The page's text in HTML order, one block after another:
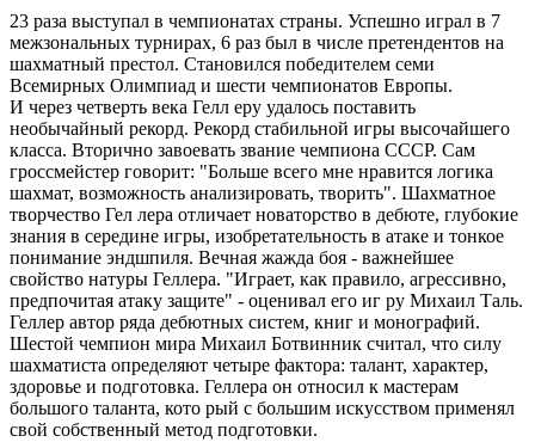
23 раза выступал в чемпионатах страны. Успешно играл в 7
межзональных турнирах, 6 раз был в числе претендентов на
шахматный престол. Становился победителем семи
Всемирных Олимпиад и шести чемпионатов Европы.
И через четверть века Гелл еру удалось поставить
необычайный рекорд. Рекорд стабильной игры высочайшего
класса. Вторично завоевать звание чемпиона СССР. Сам
гроссмейстер говорит: "Больше всего мне нравится логика
шахмат, возможность анализировать, творить". Шахматное
творчество Гел лера отличает новаторство в дебюте, глубокие
знания в середине игры, изобретательность в атаке и тонкое
понимание эндшпиля. Вечная жажда боя - важнейшее
свойство натуры Геллера. "Играет, как правило, агрессивно,
предпочитая атаку защите" - оценивал его иг ру Михаил Таль.
Геллер автор ряда дебютных систем, книг и монографий.
Шестой чемпион мира Михаил Ботвинник считал, что силу
шахматиста определяют четыре фактора: талант, характер,
здоровье и подготовка. Геллера он относил к мастерам
большого таланта, кото рый с большим искусством применял
свой собственный метод подготовки.